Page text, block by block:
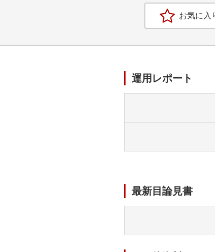
お気に入
運用レポート
最新目論見書